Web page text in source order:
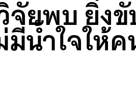
จัยพบ ยิ่ง
มีน้ำใจให้